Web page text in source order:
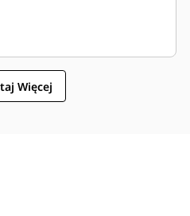
rozsypywanie się na tył
uszkodzenia
oraz elementów
oraz pełną gamę opcji
Więcej